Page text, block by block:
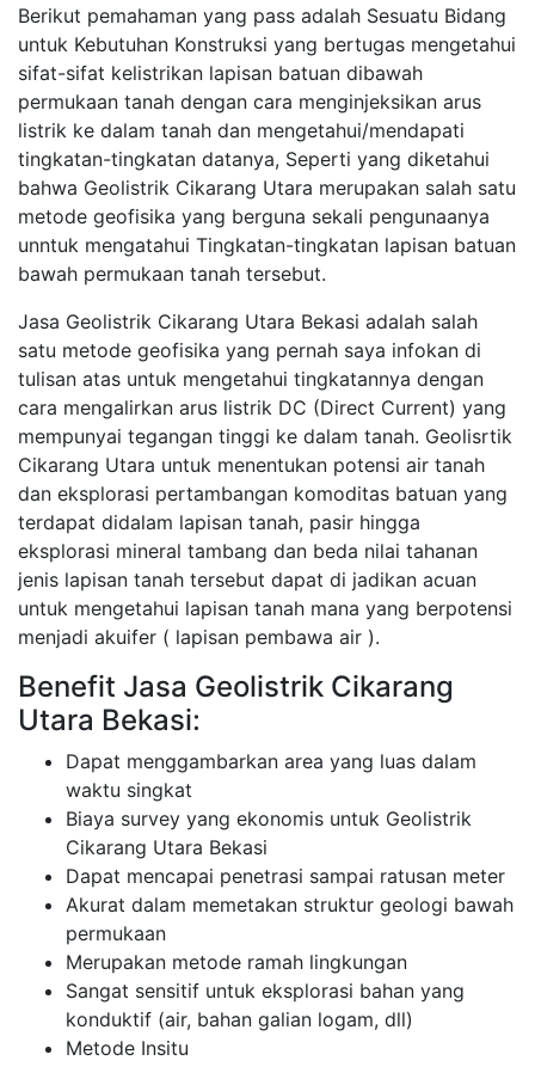
Berikut pemahaman yang pass adalah Sesuatu Bidang
untuk Kebutuhan Konstruksi yang bertugas mengetahui
sifat-sifat kelistrikan lapisan batuan dibawah
permukaan tanah dengan cara menginjeksikan arus
listrik ke dalam tanah dan mengetahui/mendapati
tingkatan-tingkatan datanya, Seperti yang diketahui
bahwa Geolistrik Cikarang Utara merupakan salah satu
metode geofisika yang berguna sekali pengunaanya
unntuk mengatahui Tingkatan-tingkatan lapisan batuan
bawah permukaan tanah tersebut.
Jasa Geolistrik Cikarang Utara Bekasi adalah salah
satu metode geofisika yang pernah saya infokan di
tulisan atas untuk mengetahui tingkatannya dengan
cara mengalirkan arus listrik DC (Direct Current) yang
mempunyai tegangan tinggi ke dalam tanah. Geolisrtik
Cikarang Utara untuk menentukan potensi air tanah
dan eksplorasi pertambangan komoditas batuan yang
terdapat didalam lapisan tanah, pasir hingga
eksplorasi mineral tambang dan beda nilai tahanan
jenis lapisan tanah tersebut dapat di jadikan acuan
untuk mengetahui lapisan tanah mana yang berpotensi
menjadi akuifer ( lapisan pembawa air ).
Benefit Jasa Geolistrik Cikarang
Utara Bekasi:
Dapat menggambarkan area yang luas dalam
waktu singkat
Biaya survey yang ekonomis untuk Geolistrik
Cikarang Utara Bekasi
Dapat mencapai penetrasi sampai ratusan meter
Akurat dalam memetakan struktur geologi bawah
permukaan
Merupakan metode ramah lingkungan
Sangat sensitif untuk eksplorasi bahan yang
konduktif (air, bahan galian logam, dll)
Metode Insitu